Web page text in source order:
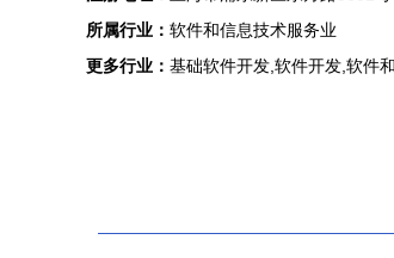
所属行业： 软件和信息技术服务业
更多行业： 基础软件开发,软件开发,软件